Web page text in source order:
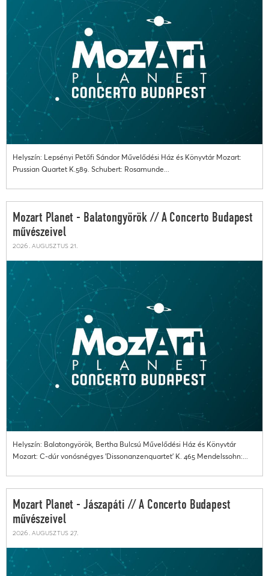
Helyszín: Lepsényi Petőfi Sándor Művelődési Ház és Könyvtár Mozart:
Prussian Quartet K.589. Schubert: Rosamunde...
Mozart Planet - Balatongyörök // A Concerto Budapest
művészeivel
2026. augusztus 21.
Helyszín: Balatongyörök, Bertha Bulcsú Művelődési Ház és Könyvtár
Mozart: C-dúr vonósnégyes 'Dissonanzenquartet' K. 465 Mendelssohn:...
Mozart Planet - Jászapáti // A Concerto Budapest
művészeivel
2026. augusztus 27.